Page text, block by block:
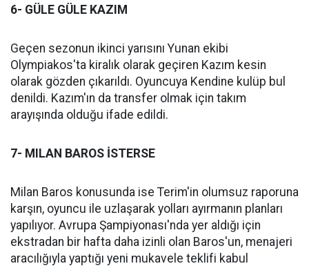
6- GÜLE GÜLE KAZIM
Geçen sezonun ikinci yarısını Yunan ekibi
Olympiakos'ta kiralık olarak geçiren Kazım kesin
olarak gözden çıkarıldı. Oyuncuya Kendine kulüp bul
denildi. Kazım'ın da transfer olmak için takım
arayışında olduğu ifade edildi.
7- MILAN BAROS İSTERSE
Milan Baros konusunda ise Terim'in olumsuz raporuna
karşın, oyuncu ile uzlaşarak yolları ayırmanın planları
yapılıyor. Avrupa Şampiyonası'nda yer aldığı için
ekstradan bir hafta daha izinli olan Baros'un, menajeri
aracılığıyla yaptığı yeni mukavele teklifi kabul